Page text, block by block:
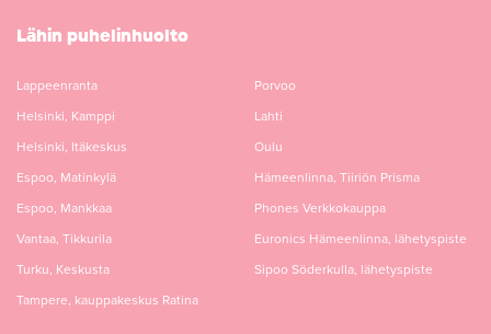
Lähin puhelinhuolto
Lappeenranta
Helsinki, Kamppi
Helsinki, Itäkeskus
Espoo, Matinkylä
Espoo, Mankkaa
Vantaa, Tikkurila
Turku, Keskusta
Tampere, kauppakeskus Ratina
Porvoo
Lahti
Oulu
Hämeenlinna, Tiiriön Prisma
Phones Verkkokauppa
Euronics Hämeenlinna, lähetyspiste
Sipoo Söderkulla, lähetyspiste